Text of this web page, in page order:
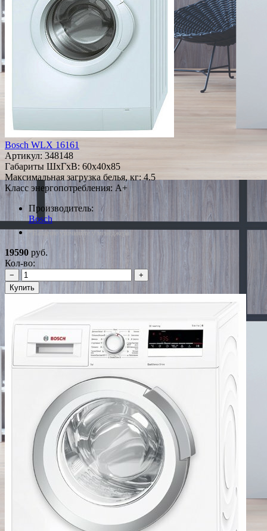
Bosch WLX 16161
Артикул: 348148
Габариты ШxГxВ: 60x40x85
Максимальная загрузка белья, кг: 4.5
Класс энергопотребления: A+
Производитель:
Bosch
*Наличие уточняйте у менеджера
19590 руб.
Кол-во:
−
+
Купить